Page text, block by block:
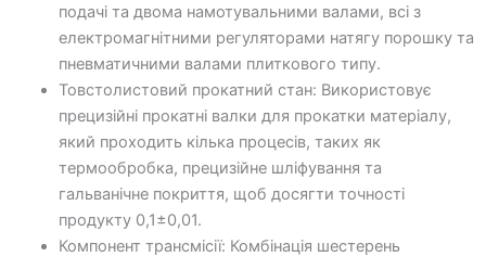
подачі та двома намотувальними валами, всі з
електромагнітними регуляторами натягу порошку та
пневматичними валами плиткового типу.
Товстолистовий прокатний стан: Використовує
прецизійні прокатні валки для прокатки матеріалу,
який проходить кілька процесів, таких як
термообробка, прецизійне шліфування та
гальванічне покриття, щоб досягти точності
продукту 0,1±0,01.
Компонент трансмісії: Комбінація шестерень